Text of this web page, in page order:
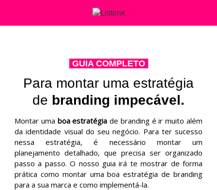
GUIA COMPLETO-
Para montar uma estratégia
de branding impecável.
Montar uma boa estratégia de branding é ir muito além
da identidade visual do seu negócio. Para ter sucesso
nessa estratégia, é necessário montar um
planejamento detalhado, que precisa ser organizado
passo a passo. O nosso guia irá te mostrar de forma
prática como montar uma boa estratégia de branding
para a sua marca e como implementá-la.